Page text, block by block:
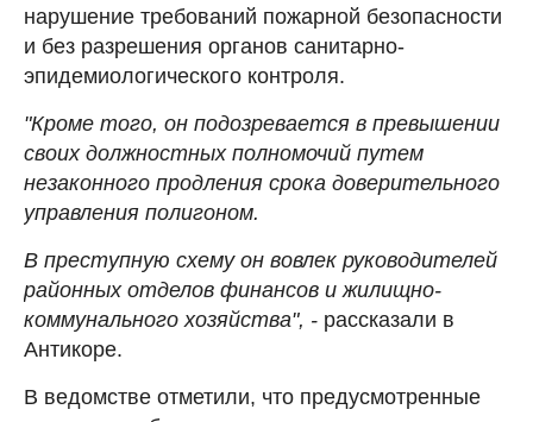
нарушение требований пожарной безопасности
и без разрешения органов санитарно-
эпидемиологического контроля.
"Кроме того, он подозревается в превышении
своих должностных полномочий путем
незаконного продления срока доверительного
управления полигоном.
В преступную схему он вовлек руководителей
районных отделов финансов и жилищно-
коммунального хозяйства", - рассказали в
Антикоре.
В ведомстве отметили, что предусмотренные